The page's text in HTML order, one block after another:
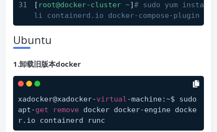
[ root@docker-cluster ~]# sudo yum install
li containerd.io docker-compose-plugin
Ubuntu
1.卸载旧版本docker
xadocker@xadocker-virtual-machine:~$ sudo
apt-get remove docker docker-engine docke
r.io containerd runc